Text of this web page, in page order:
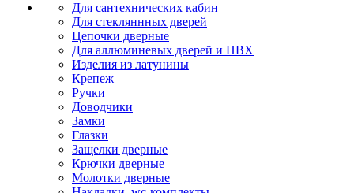
Для сантехнических кабин
Для стекляннных дверей
Цепочки дверные
Для аллюминевых дверей и ПВХ
Изделия из латунины
Крепеж
Ручки
Доводчики
Замки
Глазки
Защелки дверные
Крючки дверные
Молотки дверные